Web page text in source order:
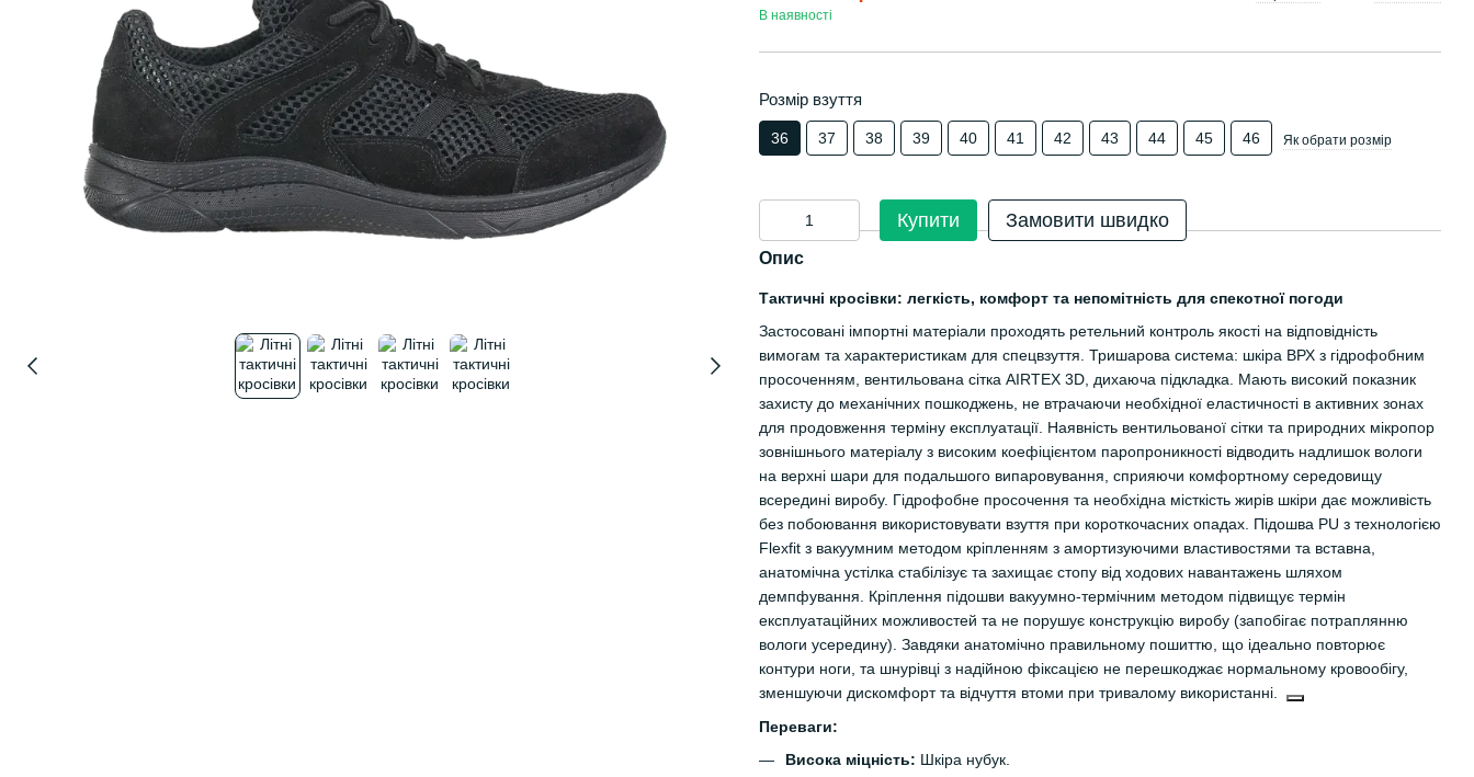
В наявності
Розмір взуття
36 37 38 39 40 41 42 43 44 45 46 Як обрати розмір
Купити Замовити швидко
Опис
Тактичні кросівки: легкість, комфорт та непомітність для спекотної погоди
Застосовані імпортні матеріали проходять ретельний контроль якості на відповідність
вимогам та характеристикам для спецвзуття. Тришарова система: шкіра ВРХ з гідрофобним
просоченням, вентильована сітка AIRTEX 3D, дихаюча підкладка. Мають високий показник
захисту до механічних пошкоджень, не втрачаючи необхідної еластичності в активних зонах
для продовження терміну експлуатації. Наявність вентильованої сітки та природних мікропор
зовнішнього матеріалу з високим коефіцієнтом паропроникності відводить надлишок вологи
на верхні шари для подальшого випаровування, сприяючи комфортному середовищу
всередині виробу. Гідрофобне просочення та необхідна місткість жирів шкіри дає можливість
без побоювання використовувати взуття при короткочасних опадах. Підошва PU з технологією
Flexfit з вакуумним методом кріпленням з амортизуючими властивостями та вставна,
анатомічна устілка стабілізує та захищає стопу від ходових навантажень шляхом
демпфування. Кріплення підошви вакуумно-термічним методом підвищує термін
експлуатаційних можливостей та не порушує конструкцію виробу (запобігає потраплянню
вологи усередину). Завдяки анатомічно правильному пошиттю, що ідеально повторює
контури ноги, та шнурівці з надійною фіксацією не перешкоджає нормальному кровообігу,
зменшуючи дискомфорт та відчуття втоми при тривалому використанні.
Переваги:
Висока міцність: Шкіра нубук.